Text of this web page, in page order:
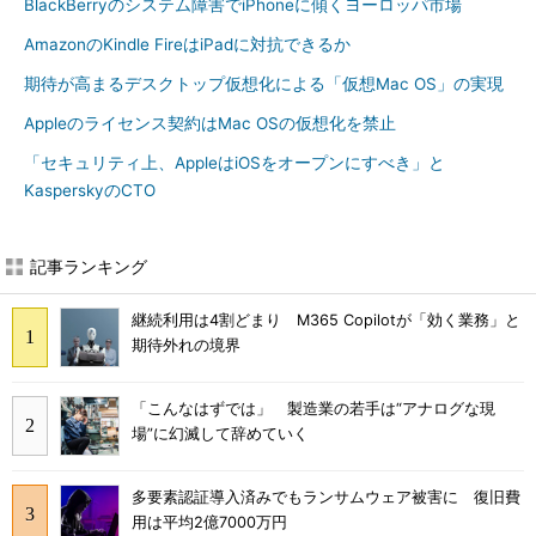
BlackBerryのシステム障害でiPhoneに傾くヨーロッパ市場
AmazonのKindle FireはiPadに対抗できるか
期待が高まるデスクトップ仮想化による「仮想Mac OS」の実現
Appleのライセンス契約はMac OSの仮想化を禁止
「セキュリティ上、AppleはiOSをオープンにすべき」と
KasperskyのCTO
記事ランキング
継続利用は4割どまり M365 Copilotが「効く業務」と
期待外れの境界
「こんなはずでは」 製造業の若手は“アナログな現
場”に幻滅して辞めていく
多要素認証導入済みでもランサムウェア被害に 復旧費
用は平均2億7000万円